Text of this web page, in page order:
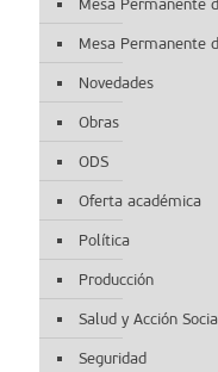
Mesa Permanente
Mesa Permanente
Novedades
Obras
ODS
Oferta académica
Política
Producción
Salud y Acción
Seguridad